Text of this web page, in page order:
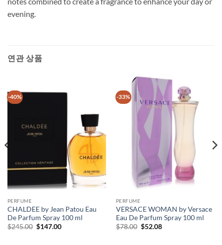
evening.
연관 상품
-40%
PERFUME
CHALDEE by Jean Patou Eau
De Parfum Spray 100 ml
$245.00 원
$147.00현
-33%
PERFUME
VERSACE WOMAN by Versace
Eau De Parfum Spray 100 ml
$78.00 원
$52.08현